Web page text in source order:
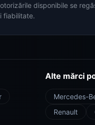
disponibile se
fiabilitate.
Alte mărci
Mercedes-
Renault